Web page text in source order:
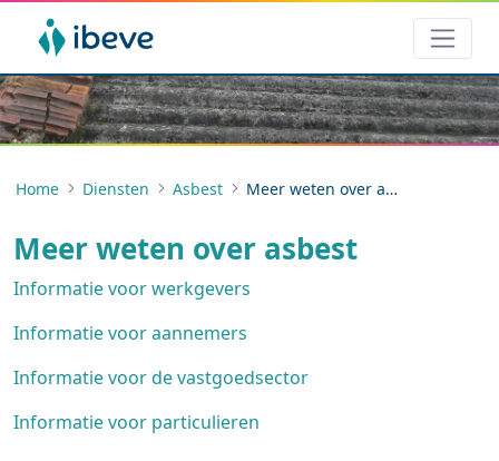
Home Diensten Asbest Meer weten over asbest
Meer weten over asbest
Informatie voor werkgevers
Informatie voor aannemers
Informatie voor de vastgoedsector
Informatie voor particulieren